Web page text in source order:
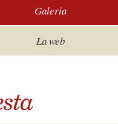
Galeria
La web